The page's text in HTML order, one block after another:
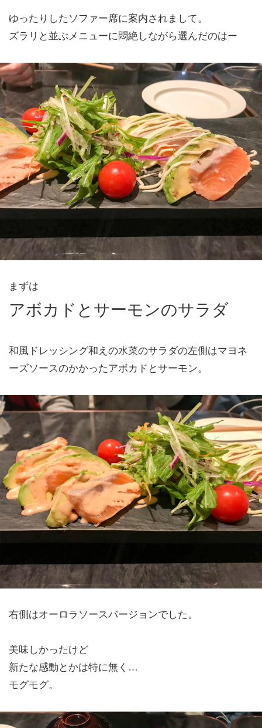
ゆったりしたソファー席に案内されまして。
ズラリと並ぶメニューに悶絶しながら選んだのはー
まずは
アボカドとサーモンのサラダ
和風ドレッシング和えの水菜のサラダの左側はマヨネ
ーズソースのかかったアボカドとサーモン。
右側はオーロラソースバージョンでした。
美味しかったけど
新たな感動とかは特に無く…
モグモグ。